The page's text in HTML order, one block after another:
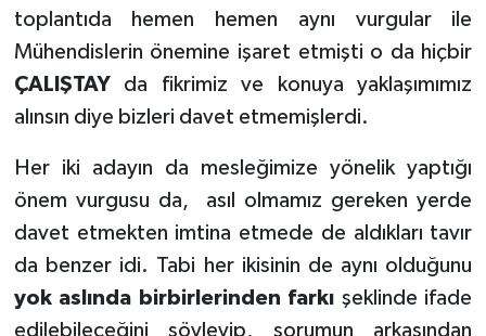
toplantıda hemen hemen aynı vurgular ile
Mühendislerin önemine işaret etmişti o da hiçbir
ÇALIŞTAYda fikrimiz ve konuya yaklaşımımız
alınsın diye bizleri davet etmemişlerdi.
Her iki adayın da mesleğimize yönelik yaptığı
önem vurgusu da,
asıl olmamız gereken yerde
davet etmekten imtina etmede de aldıkları tavır
da benzer idi. Tabi her ikisinin de aynı olduğunu
yok aslında birbirlerinden farkı şeklinde ifade
edilebileceğini söyleyip, sorumun arkasından